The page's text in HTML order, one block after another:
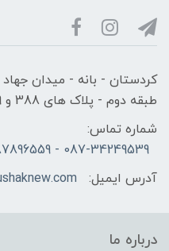
کردستان - بانه - میدان
طبقه دوم - پلاک های 388 و 389
شماره تماس:
087-34249539 - 09187896559 - 09186686646
آدرس ایمیل:
درباره ما